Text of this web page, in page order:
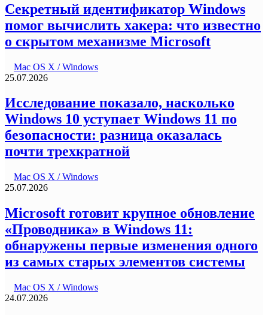
Секретный идентификатор Windows
помог вычислить хакера: что известно
о скрытом механизме Microsoft
Mac OS X / Windows
25.07.2026
Исследование показало, насколько
Windows 10 уступает Windows 11 по
безопасности: разница оказалась
почти трехкратной
Mac OS X / Windows
25.07.2026
Microsoft готовит крупное обновление
«Проводника» в Windows 11:
обнаружены первые изменения одного
из самых старых элементов системы
Mac OS X / Windows
24.07.2026